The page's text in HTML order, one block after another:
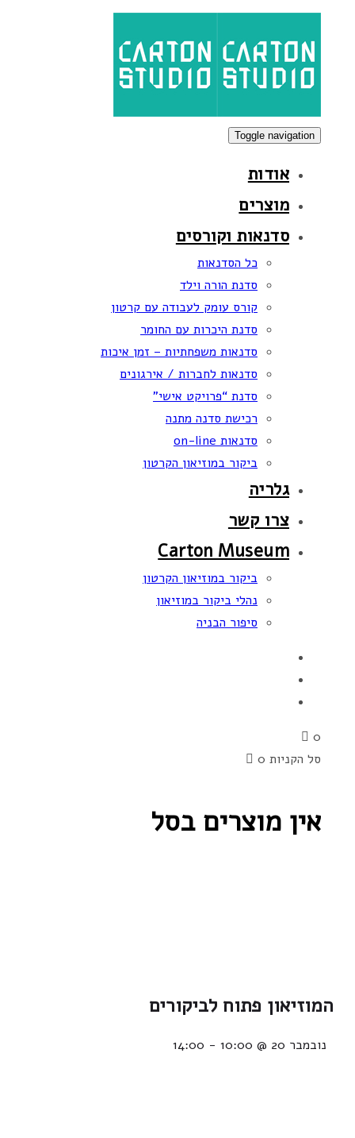
primary
navigation
Toggle navigation
אודות
מוצרים
סדנאות וקורסים
כל הסדנאות
סדנת הורה וילד
קורס עומק לעבודה עם קרטון
סדנת היכרות עם החומר
סדנאות משפחתיות – זמן איכות
סדנאות לחברות / אירגונים
סדנת “פרויקט אישי”
רכישת סדנה מתנה
סדנאות on-line
ביקור במוזיאון הקרטון
גלריה
צרו קשר
Carton Museum
ביקור במוזיאון הקרטון
נהלי ביקור במוזיאון
סיפור הבניה
0
סל הקניות 0
אין מוצרים בסל
המוזיאון פתוח לביקורים
נובמבר 20 @ 10:00 -
14:00